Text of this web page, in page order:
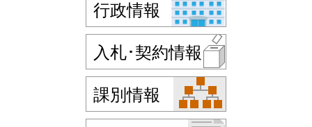
行政情報
入札･契約情報
課別情報